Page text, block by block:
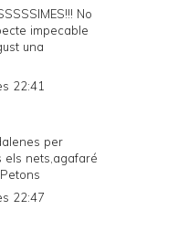
No
impecable
una
22:41
per
els nets,agafaré
22:47